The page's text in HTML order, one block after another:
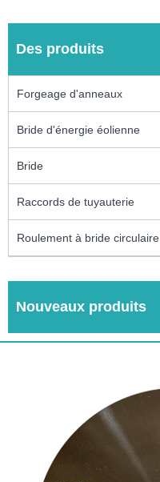
Des produits
Forgeage d'anneaux
Bride d'énergie éolienne
Bride
Raccords de tuyauterie
Roulement à bride circulaire
Nouveaux produits